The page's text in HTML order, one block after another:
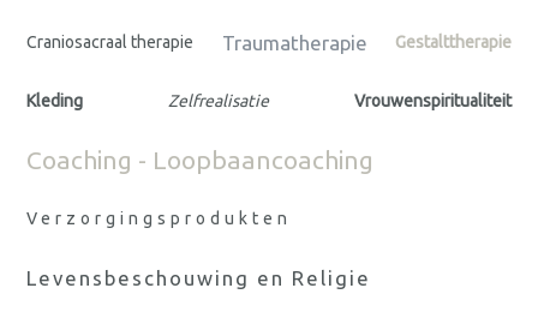
Craniosacraal therapie Traumatherapie Gestalttherapie
Kleding Zelfrealisatie Vrouwenspiritualiteit
Coaching - Loopbaancoaching
Verzorgingsprodukten
Levensbeschouwing en Religie